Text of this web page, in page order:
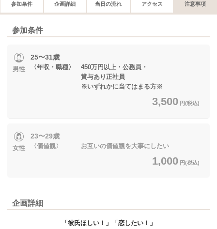
参加条件 企画詳細 当日の流れ アクセス 注意事項
参加条件
男性
25〜31歳
〈年収・職種〉 450万円以上・公務員・
賞与あり正社員
※いずれかに当てはまる方※
3,500 円(税込)
女性
23〜29歳
〈価値観〉 お互いの価値観を大事にしたい
1,000 円(税込)
企画詳細
「彼氏ほしい！」「恋したい！」